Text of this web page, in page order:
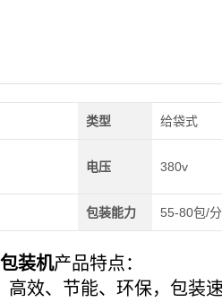
类型 给袋式
电压 380v
包装能力 55-80包/
装机产品特点：
高效、节能、环保，包装